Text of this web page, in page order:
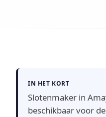
IN HET KORT
Slotenmaker in
beschikbaar voor